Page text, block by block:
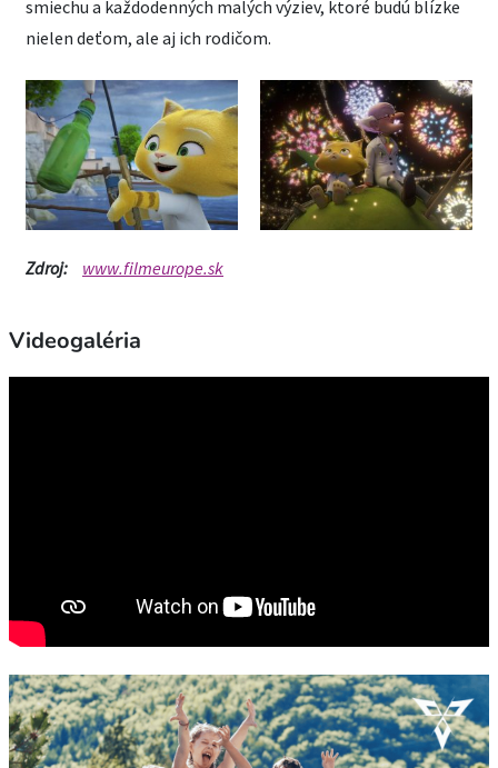
smiechu a každodenných malých výziev, ktoré budú blízke
nielen deťom, ale aj ich rodičom.
Zdroj: www.filmeurope.sk
Videogaléria